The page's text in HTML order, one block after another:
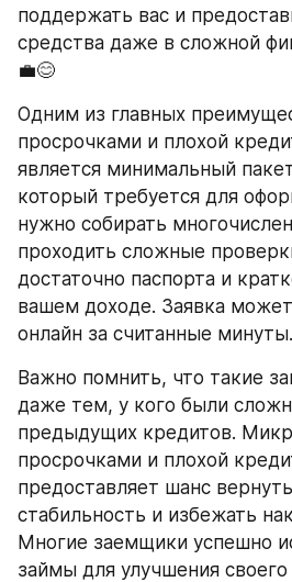
поддержать вас и
средства даже в сложной
💼😊
Одним из главных
просрочками и плохой
является минимальный
который требуется для
нужно собирать
проходить сложные
достаточно паспорта и
вашем доходе. Заявка
онлайн за считанные минуты.
Важно помнить, что такие
даже тем, у кого были
предыдущих кредитов.
просрочками и плохой
предоставляет шанс
стабильность и избежать
Многие заемщики успешно
займы для улучшения своего